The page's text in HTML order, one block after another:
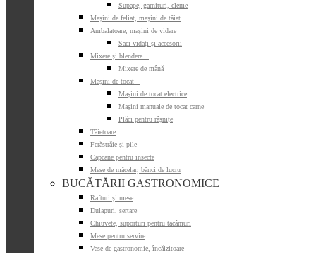
Supape, garnituri, cleme
Mașini de feliat, mașini de tăiat
Ambalatoare, mașini de vidare
Saci vidați și accesorii
Mixere și blendere
Mixere de mână
Mașini de tocat
Mașini de tocat electrice
Mașini manuale de tocat carne
Plăci pentru râșnițe
Tăietoare
Ferăstrăie și pile
Capcane pentru insecte
Mese de măcelar, bănci de lucru
BUCĂTĂRII GASTRONOMICE
Rafturi și mese
Dulapuri, sertare
Chiuvete, suporturi pentru tacâmuri
Mese pentru servire
Vase de gastronomie, încălzitoare